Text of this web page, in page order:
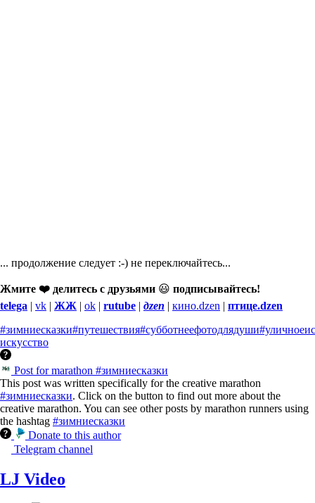
... продолжение следует :-) не переключайтесь...
Жмите ❤️ делитесь с друзьями 😃 подписывайтесь!
telega | vk | ЖЖ | ok | rutube | дzen | кино.dzen | птице.dzen
#зимниесказки#путешествия#субботнеефотодлядуши
искусство
Post for marathon #зимниесказки
This post was written specifically for the creative marathon
#зимниесказки. Click on the button to find out more about the
creative marathon. You can see other posts by marathon runners using
the hashtag #зимниесказки
Donate to this author
Telegram channel
LJ Video